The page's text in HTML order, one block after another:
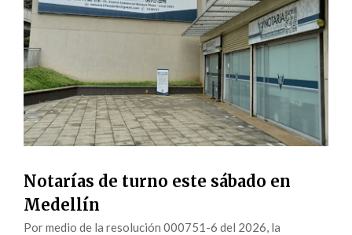
Notarías de turno este sábado en
Medellín
Por medio de la resolución 000751-6 del 2026, la